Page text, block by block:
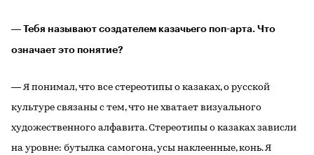
― Тебя называют создателем казачьего поп-арта. Что
означает это понятие?
― Я понимал, что все стереотипы о казаках, о русской
культуре связаны с тем, что не хватает визуального
художественного алфавита. Стереотипы о казаках зависли
на уровне: бутылка самогона, усы наклеенные, конь. Я